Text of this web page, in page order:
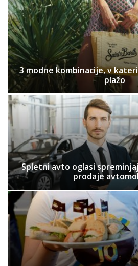
3 modne kombinacije, v
plažo
Spletni avto oglasi
prodaje